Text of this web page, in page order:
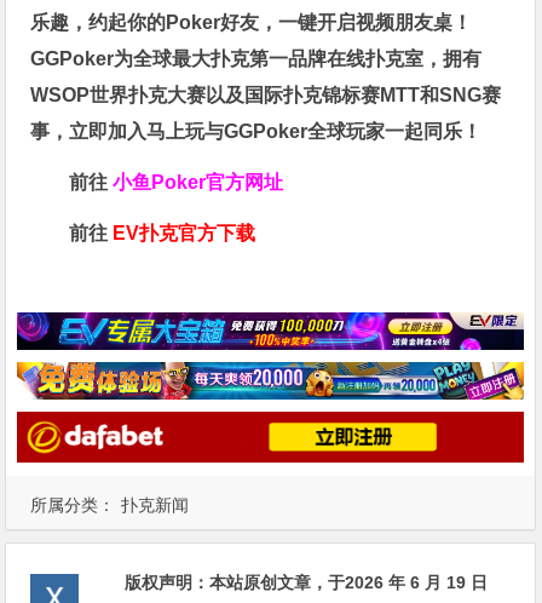
所属分类： 扑克新闻
乐趣，约起你的Poker好友，一键开启视频朋友桌！
GGPoker为全球最大扑克第一品牌在线扑克室，拥有
WSOP世界扑克大赛以及国际扑克锦标赛MTT和SNG赛
事，立即加入马上玩与GGPoker全球玩家一起同乐！
前往小鱼Poker官方网址
前往 EV扑克官方下载
版权声明：本站原创文章，于2026 年 6 月 19 日